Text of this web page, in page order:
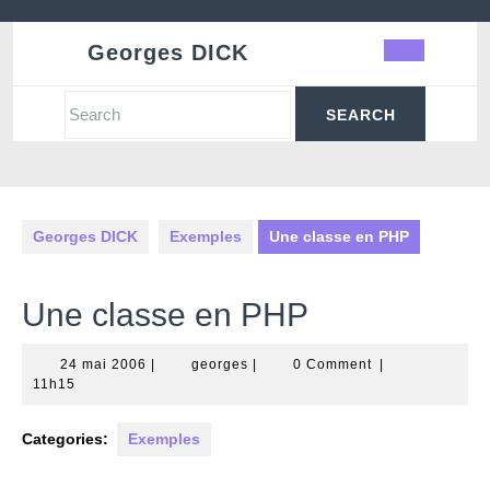
Georges DICK
Search
Georges DICK Exemples Une classe en PHP
Une classe en PHP
24 mai 2006 24
georgesgeorges0 Comment
11h15
Categories: Exemples